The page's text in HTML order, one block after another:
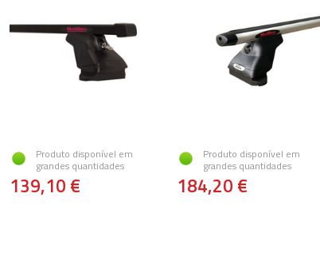
Produto disponível em
grandes quantidades
139,10 €
Produto disponível em
grandes quantidades
184,20 €